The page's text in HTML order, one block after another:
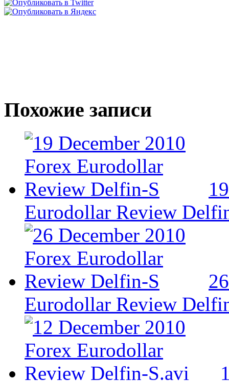
Похожие записи
Eurodollar Review
Eurodollar Review